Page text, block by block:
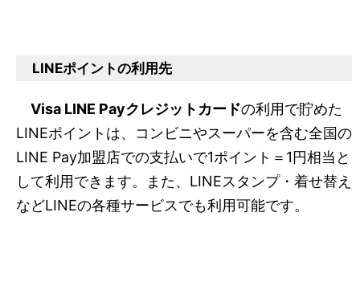
LINEポイントの利用先
Visa LINE Payクレジットカードの利用で貯めた
LINEポイントは、コンビニやスーパーを含む全国の
LINE Pay加盟店での支払いで1ポイント＝1円相当と
して利用できます。また、LINEスタンプ・着せ替え
などLINEの各種サービスでも利用可能です。